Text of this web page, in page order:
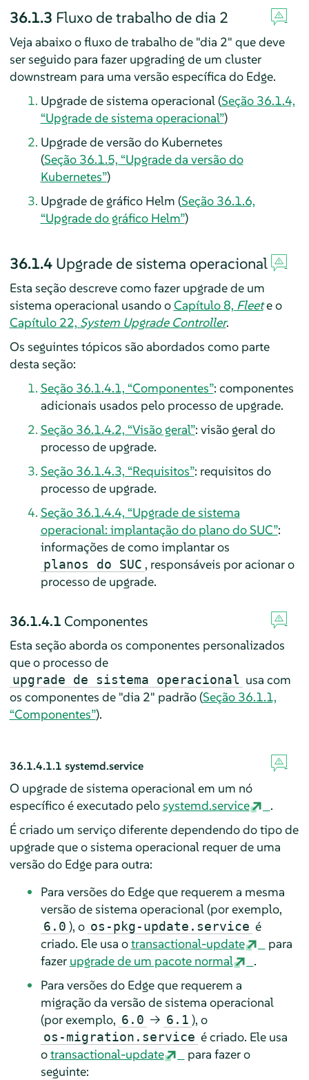
36.1.3 Fluxo de trabalho de dia 2
Veja abaixo o fluxo de trabalho de "dia 2" que deve
ser seguido para fazer upgrading de um cluster
downstream para uma versão específica do Edge.
Upgrade de sistema operacional (Seção 36.1.4,
“Upgrade de sistema operacional”)
Upgrade de versão do Kubernetes
(Seção 36.1.5, “Upgrade da versão do
Kubernetes”)
Upgrade de gráfico Helm (Seção 36.1.6,
“Upgrade do gráfico Helm”)
36.1.4 Upgrade de sistema operacional
Esta seção descreve como fazer upgrade de um
sistema operacional usando oCapítulo 8, Fleete o
Capítulo 22, System Upgrade Controller.
Os seguintes tópicos são abordados como parte
desta seção:
Seção 36.1.4.1, “Componentes”: componentes
adicionais usados pelo processo de upgrade.
Seção 36.1.4.2, “Visão geral”: visão geral do
processo de upgrade.
Seção 36.1.4.3, “Requisitos”: requisitos do
processo de upgrade.
Seção 36.1.4.4, “Upgrade de sistema
operacional: implantação do plano do SUC”:
informações de como implantar os
planos do SUC , responsáveis por acionar o
processo de upgrade.
36.1.4.1 Componentes
Esta seção aborda os componentes personalizados
que o processo de
upgrade de sistema operacional usa com
os componentes de "dia 2" padrão (Seção 36.1.1,
“Componentes”).
36.1.4.1.1 systemd.service
O upgrade de sistema operacional em um nó
específico é executado pelosystemd.service
.
É criado um serviço diferente dependendo do tipo de
upgrade que o sistema operacional requer de uma
versão do Edge para outra:
Para versões do Edge que requerem a mesma
versão de sistema operacional (por exemplo,
6.0 ), o os-pkg-update.service é
criado. Ele usa otransactional-update
para
fazer upgrade de um pacote normal
.
Para versões do Edge que requerem a
migração da versão de sistema operacional
(por exemplo, 6.0 → 6.1 ), o
os-migration.service é criado. Ele usa
otransactional-update
para fazer o
seguinte: